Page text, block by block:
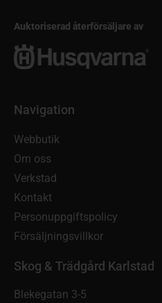
Auktoriserad återförsäljare av
Navigation
Webbutik
Om oss
Verkstad
Kontakt
Personuppgiftspolicy
Försäljningsvillkor
Skog & Trädgård Karlstad
Blekegatan 3-5